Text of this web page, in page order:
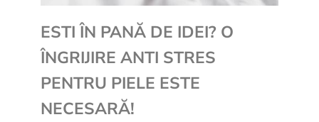
ESTI ÎN PANĂ DE IDEI? O
ÎNGRIJIRE ANTI STRES
PENTRU PIELE ESTE
NECESARĂ!